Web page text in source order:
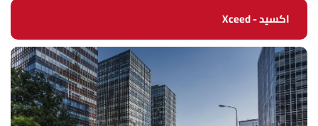
اكسيد - Xceed